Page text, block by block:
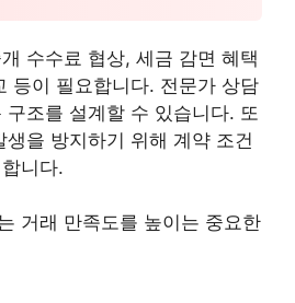
수수료 협상, 세금 감면 혜택
등이 필요합니다. 전문가 상담
조를 설계할 수 있습니다. 또
을 방지하기 위해 계약 조건
니다.
거래 만족도를 높이는 중요한